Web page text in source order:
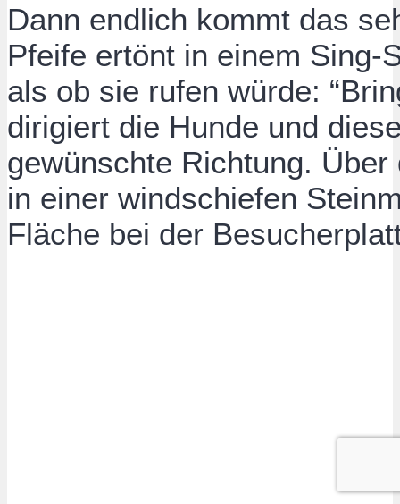
Dann endlich kommt das
Pfeife ertönt in einem Sing-
als ob sie rufen würde:
dirigiert die Hunde und
gewünschte Richtung.
in einer windschiefen
Fläche bei der